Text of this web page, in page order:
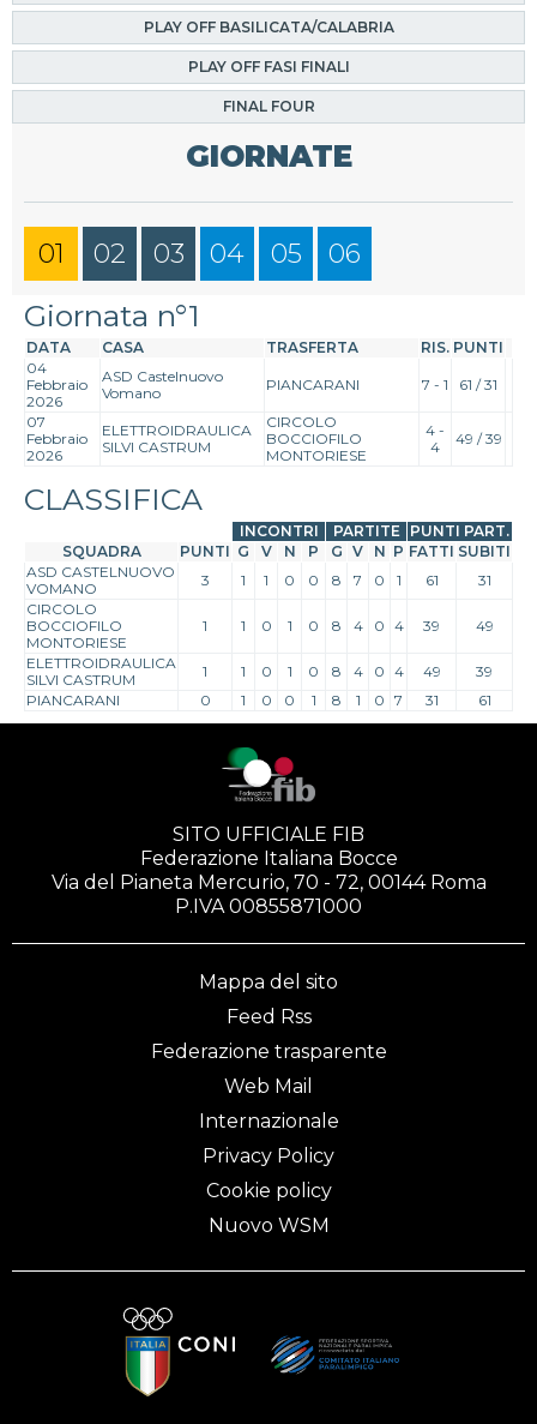
PLAY OFF BASILICATA/CALABRIA
PLAY OFF FASI FINALI
FINAL FOUR
GIORNATE
01 02 03 04 05 06
Giornata n°1
DATA CASA TRASFERTA RIS. PUNTI
04
Febbraio
2026
ASD Castelnuovo
Vomano
PIANCARANI 7 - 1 61 / 31
07
Febbraio
2026
ELETTROIDRAULICA
SILVI CASTRUM
CIRCOLO
BOCCIOFILO
MONTORIESE
4 -
4
49 / 39
CLASSIFICA
INCONTRI PARTITE
PUNTI PART.
SQUADRA
PUNTI G V N P G V N P FATTI SUBITI
ASD CASTELNUOVO
VOMANO
3 1 1 0 0 8 7 0 1 61
31
CIRCOLO
BOCCIOFILO
MONTORIESE
1 1 0 1 0 8 4 0 4 39 49
ELETTROIDRAULICA
SILVI CASTRUM
1 1 0 1 0 8 4 0 4 49
39
PIANCARANI
0 1 0 0 1 8 1 0 7 31 61
SITO UFFICIALE FIB
Federazione Italiana Bocce
Via del Pianeta Mercurio, 70 - 72, 00144 Roma
P.IVA 00855871000
Mappa del sito
Feed Rss
Federazione trasparente
Web Mail
Internazionale
Privacy Policy
Cookie policy
Nuovo WSM